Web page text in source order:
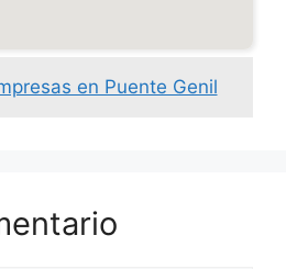
en Puente Genil